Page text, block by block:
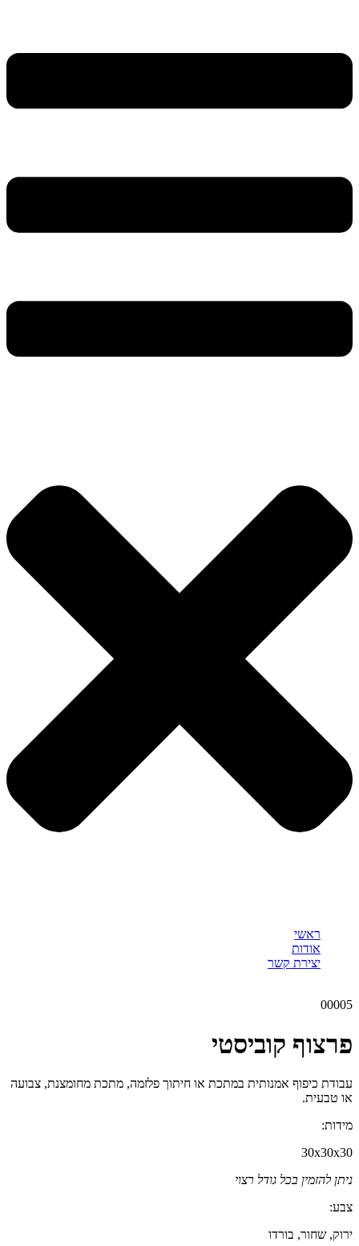
ראשי
אודות
יצירת קשר
00005
פרצוף קוביסטי
עבודת כיפוף אמנותית במתכת או חיתוך פלזמה, מתכת מחומצנת, צבועה
או טבעית.
מידות:
30x30x30
ניתן להזמין בכל גודל רצוי
צבע:
ירוק, שחור, בורדו